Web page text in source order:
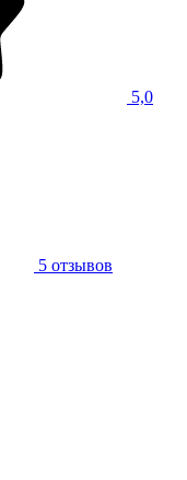
5,0
5 отзывов